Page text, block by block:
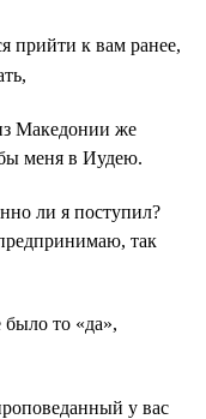
прийти к вам ранее,
Македонии же
меня в Иудею.
ли я поступил?
так
то «да»,
у вас